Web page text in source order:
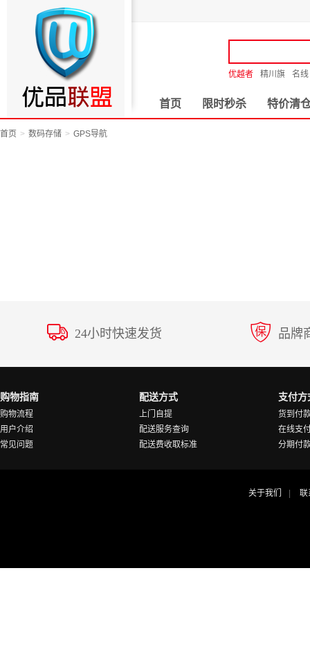
优越者 精川旗 名线
首页 限时秒杀 特价清
首页 数码存储 GPS导航
24小时快速发货 品牌
购物指南
购物流程
用户介绍
常见问题
配送方式
上门自提
配送服务查询
配送费收取标准
支付方
货到付
在线支
分期付
关于我们 联